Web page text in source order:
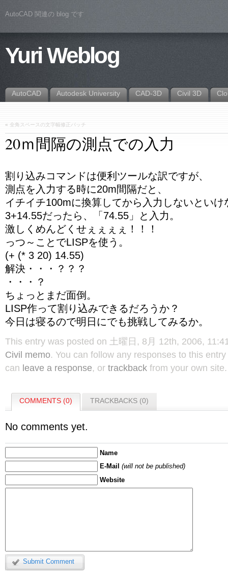
AutoCAD 関連の blog です
Yuri Weblog
AutoCAD Autodesk University CAD-3D Civil 3D
« 全角スペースの文字幅修正パッチ
20ｍ間隔の測点での入力
割り込みコマンドは便利ツールな訳ですが、
測点を入力する時に20m間隔だと、
イチイチ100mに換算してから入力しないといけ
3+14.55だったら、「74.55」と入力。
激しくめんどくせぇぇぇぇ！！！
っつ～ことでLISPを使う。
(+ (* 3 20) 14.55)
解決・・・？？？
・・・？
ちょっとまだ面倒。
LISP作って割り込みできるだろうか？
今日は寝るので明日にでも挑戦してみるか。
This entry was posted on 土曜日, 8月 12th, 2006,
Civil memo. You can follow any responses to this
can leave a response, or trackback from your own site.
COMMENTS (0) TRACKBACKS (0)
No comments yet.
Name
E-Mail(will not be published)
Website
Submit Comment